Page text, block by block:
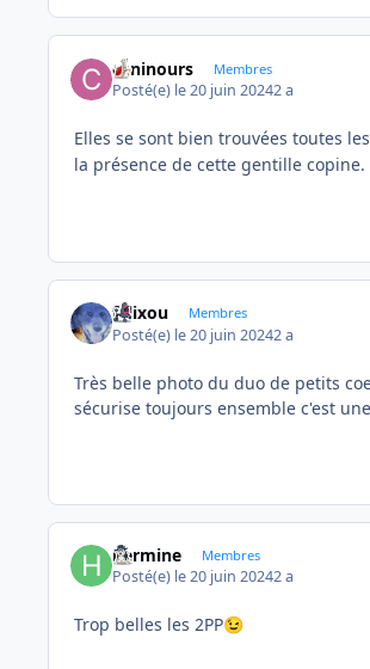
caninours Membres
Posté(e) le 20 juin 20242 a
Elles se sont bien trouvées toutes
la présence de cette gentille
felixou Membres
Posté(e) le 20 juin 20242 a
Très belle photo du duo de petits
sécurise toujours ensemble c'est
hermine Membres
Posté(e) le 20 juin 20242 a
Trop belles les 2PP😉